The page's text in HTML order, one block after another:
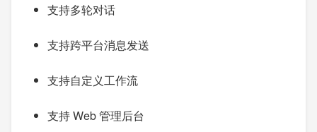
支持多轮对话
支持跨平台消息发送
支持自定义工作流
支持 Web 管理后台